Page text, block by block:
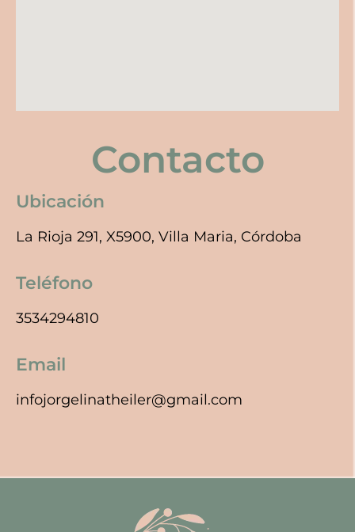
Contacto
Ubicación
La Rioja 291, X5900, Villa Maria, Córdoba
Teléfono
3534294810
Email
infojorgelinatheiler@gmail.com